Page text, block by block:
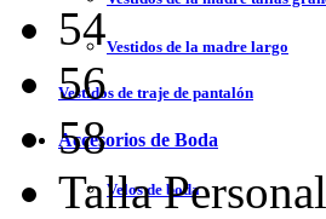
Vestidos de la madre largo
Vestidos de traje de pantalón
Accesorios de Boda
Velos de boda
54
56
58
Talla